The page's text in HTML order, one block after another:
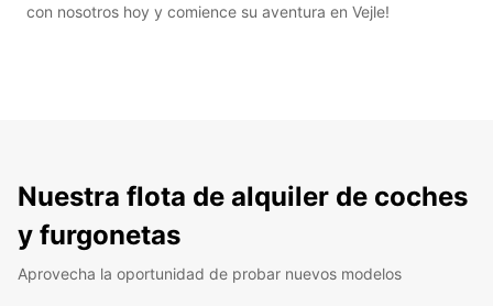
con nosotros hoy y comience su aventura en Vejle!
Nuestra flota de alquiler de coches
y furgonetas
Aprovecha la oportunidad de probar nuevos modelos